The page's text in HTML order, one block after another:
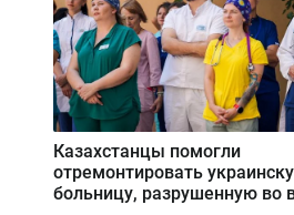
Казахстанцы помогли
отремонтировать
больницу, разрушенную во